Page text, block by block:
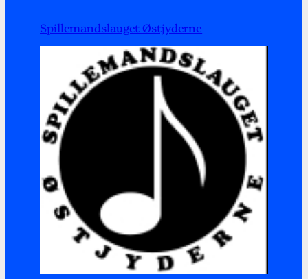
Spillemandslauget Østjyderne